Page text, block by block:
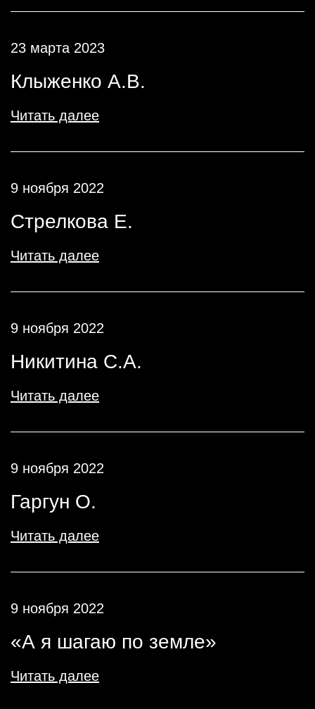
23 марта 2023
Клыженко А.В.
Читать далее
9 ноября 2022
Стрелкова Е.
Читать далее
9 ноября 2022
Никитина С.А.
Читать далее
9 ноября 2022
Гаргун О.
Читать далее
9 ноября 2022
«А я шагаю по земле»
Читать далее